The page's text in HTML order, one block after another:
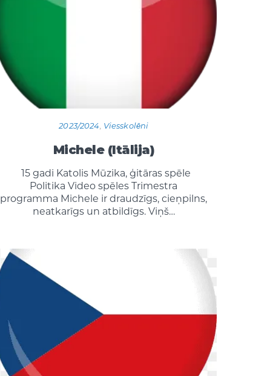
2023/2024 Viesskolēni
Michele (Itālija)
15 gadi Katolis Mūzika, ģitāras spēle
Politika Video spēles Trimestra
programma Michele ir draudzīgs, cieņpilns,
neatkarīgs un atbildīgs. Viņš…